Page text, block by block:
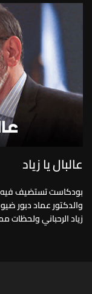
عالبال يا زياد
بودكاست تستضيف فيه
والدكتور عماد دبور
زياد الرحباني ولحظات